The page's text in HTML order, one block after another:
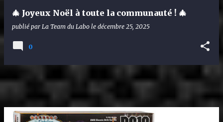
🎄 Joyeux Noël à toute la communauté ! 🎄
publié par La Team du Labo le décembre 25, 2025
0